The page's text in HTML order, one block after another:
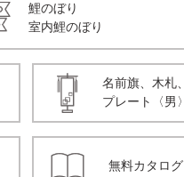
鯉のぼり
室内鯉のぼり
名前旗、木札、
プレート〈男〉
無料カタログ